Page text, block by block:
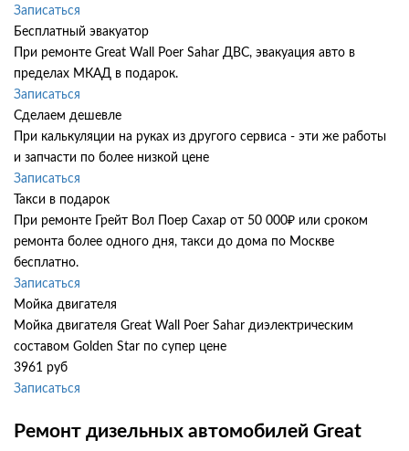
Записаться
Бесплатный эвакуатор
При ремонте Great Wall Poer Sahar ДВС, эвакуация авто в
пределах МКАД в подарок.
Записаться
Сделаем дешевле
При калькуляции на руках из другого сервиса - эти же работы
и запчасти по более низкой цене
Записаться
Такси в подарок
При ремонте Грейт Вол Поер Сахар от 50 000₽ или сроком
ремонта более одного дня, такси до дома по Москве
бесплатно.
Записаться
Мойка двигателя
Мойка двигателя Great Wall Poer Sahar диэлектрическим
составом Golden Star по супер цене
3961 руб
Записаться
Ремонт дизельных автомобилей Great